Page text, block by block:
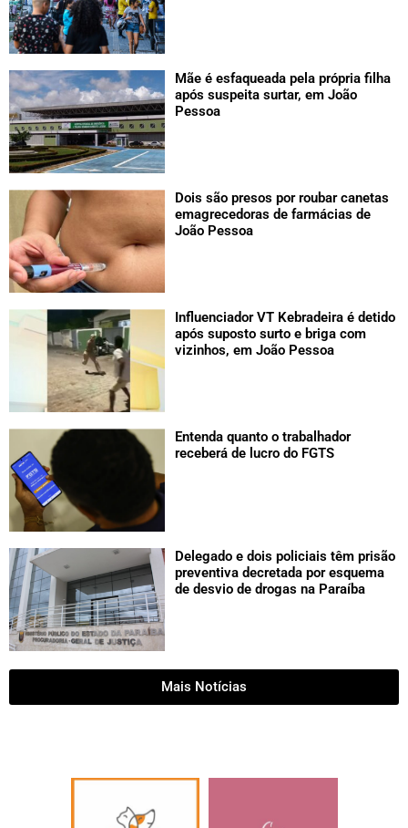
Mãe é esfaqueada pela própria filha
após suspeita surtar, em João
Pessoa
Dois são presos por roubar canetas
emagrecedoras de farmácias de
João Pessoa
Influenciador VT Kebradeira é detido
após suposto surto e briga com
vizinhos, em João Pessoa
Entenda quanto o trabalhador
receberá de lucro do FGTS
Delegado e dois policiais têm prisão
preventiva decretada por esquema
de desvio de drogas na Paraíba
Mais Notícias